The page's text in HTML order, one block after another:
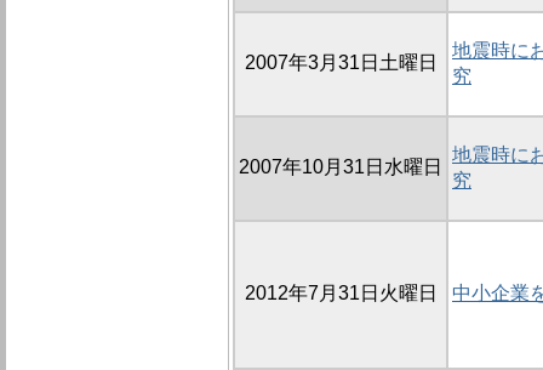
2007年3月31日土曜日
地震時に
究
2007年10月31日水曜日
地震時に
究
2012年7月31日火曜日 中小企業